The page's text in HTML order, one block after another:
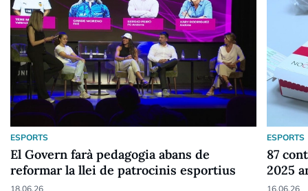
ESPORTS
El Govern farà pedagogia abans de
reformar la llei de patrocinis esportius
18.06.26
ESPORTS
87
2025
16.06.26